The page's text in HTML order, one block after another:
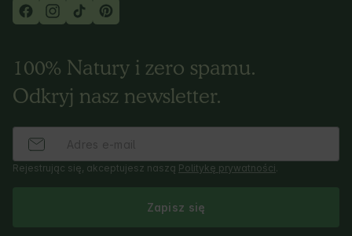
100% Natury i zero spamu.
Odkryj nasz newsletter.
Rejestrując się, akceptujesz naszą Politykę prywatności.
Zapisz się